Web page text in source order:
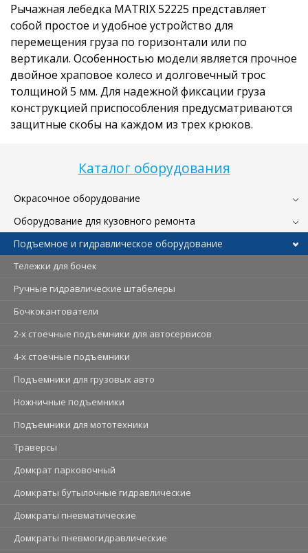
Каталог оборудования
Окрасочное оборудование
Оборудование для кузовного ремонта
Подъемное и гидравлическое оборудование
Тележки для бочек
Ручные гидравлические штабелеры
Бочкокантователи
2-х стоечные подъемники для автосервисов
4-х стоечные подъемники
Подъемники для грузовых авто
Ножничные подъемники
Подъемники для мототехники
Траверсы
Домкрат парковочный
Домкраты бутылочные гидравлические
Домкраты пневматические
Домкраты пневмогидравлические
Рычажная лебедка MATRIX 52225 представляет
собой простое и удобное устройство для
перемещения груза по горизонтали или по
вертикали. Особенностью модели является прочное
двойное храповое колесо и долговечный трос
толщиной 5 мм. Для надежной фиксации груза
конструкцией приспособления предусматриваются
защитные скобы на каждом из трех крюков.